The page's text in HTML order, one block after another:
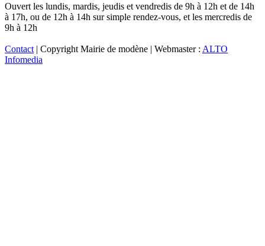
Ouvert les lundis, mardis, jeudis et vendredis de 9h à 12h et de 14h
à 17h, ou de 12h à 14h sur simple rendez-vous, et les mercredis de
9h à 12h
Contact | Copyright Mairie de modène | Webmaster : ALTO
Infomedia